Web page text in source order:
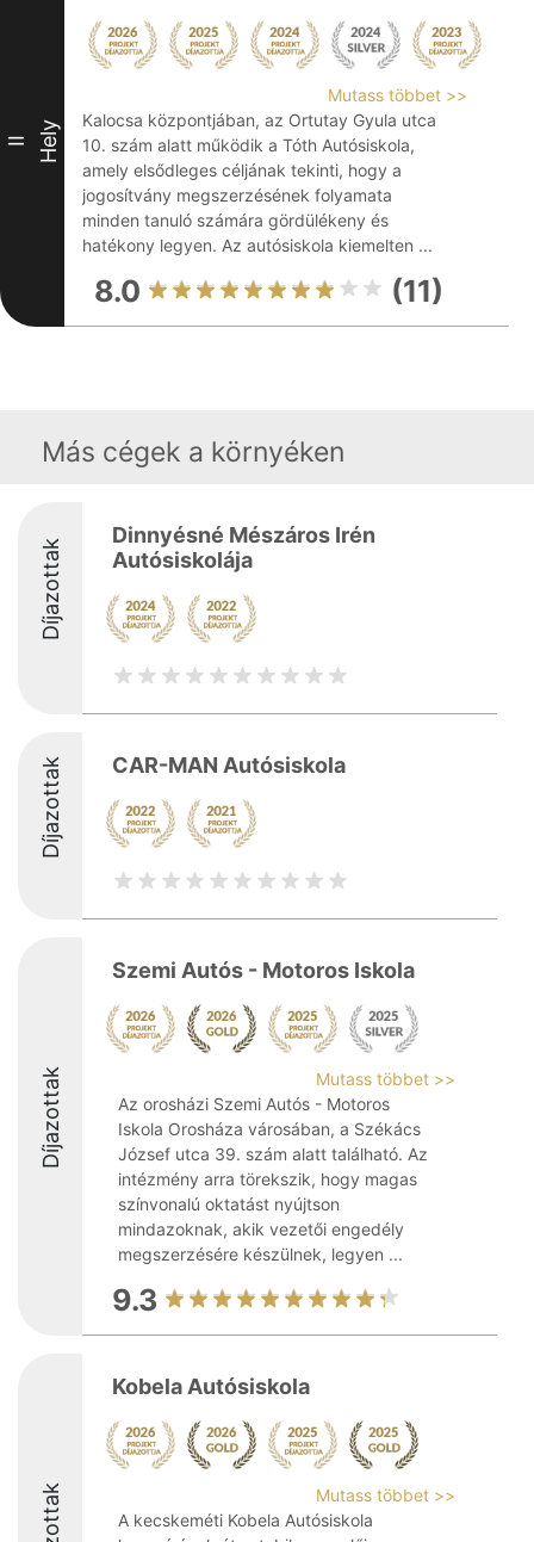
II Hely
Mutass többet >>
Kalocsa központjában, az Ortutay Gyula utca
10. szám alatt működik a Tóth Autósiskola,
amely elsődleges céljának tekinti, hogy a
jogosítvány megszerzésének folyamata
minden tanuló számára gördülékeny és
hatékony legyen. Az autósiskola kiemelten ...
8.0 (11)
Más cégek a környéken
Díjazottak
Dinnyésné Mészáros Irén
Autósiskolája
Díjazottak CAR-MAN Autósiskola
Díjazottak
Szemi Autós - Motoros Iskola
Mutass többet >>
Az orosházi Szemi Autós - Motoros
Iskola Orosháza városában, a Székács
József utca 39. szám alatt található. Az
intézmény arra törekszik, hogy magas
színvonalú oktatást nyújtson
mindazoknak, akik vezetői engedély
megszerzésére készülnek, legyen ...
9.3
Kobela Autósiskola
Mutass többet >>
A kecskeméti Kobela Autósiskola